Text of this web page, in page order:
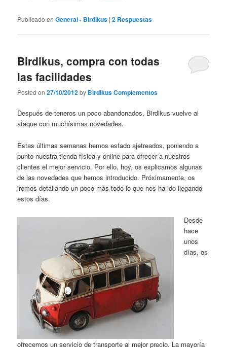
Publicado en General - Birdikus |2 Respuestas
Birdikus, compra con todas
las facilidades
Posted on27/10/2012by Birdikus Complementos
Después de teneros un poco abandonados, Birdikus vuelve al
ataque con muchísimas novedades.
Estas últimas semanas hemos estado ajetreados, poniendo a
punto nuestra tienda física y online para ofrecer a nuestros
clientes el mejor servicio. Por ello, hoy, os explicamos algunas
de las novedades que hemos introducido. Próximamente, os
iremos detallando un poco más todo lo que nos ha ido llegando
estos días.
Desde
hace
unos
días, os
ofrecemos un servicio de transporte al mejor precio. La mayoría